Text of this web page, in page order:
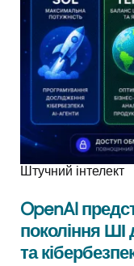
Штучний інтелект
OpenAI
покоління ШІ
та